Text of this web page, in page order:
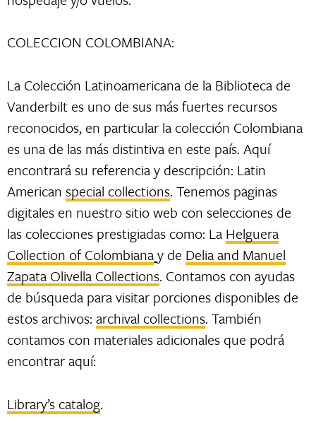
COLECCION COLOMBIANA:
La Colección Latinoamericana de la Biblioteca de
Vanderbilt es uno de sus más fuertes recursos
reconocidos, en particular la colección Colombiana
es una de las más distintiva en este país. Aquí
encontrará su referencia y descripción: Latin
Americanspecial collections. Tenemos paginas
digitales en nuestro sitio web con selecciones de
las colecciones prestigiadas como: La Helguera
Collection of Colombianay de Delia and Manuel
Zapata Olivella Collections. Contamos con ayudas
de búsqueda para visitar porciones disponibles de
estos archivos:archival collections. También
contamos con materiales adicionales que podrá
encontrar aquí:
Library’s catalog.